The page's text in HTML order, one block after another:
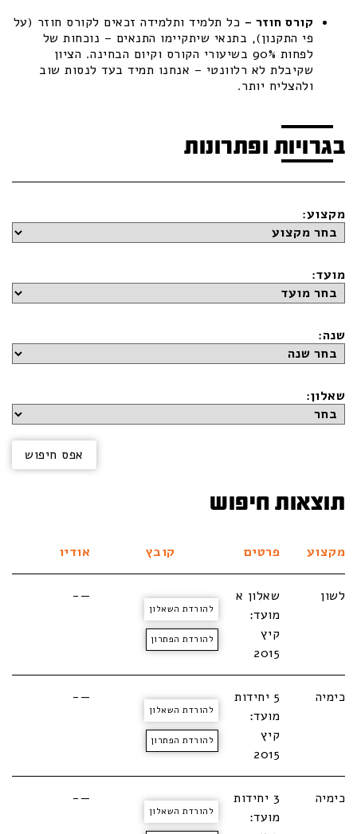
קורס חוזר – כל תלמיד ותלמידה זכאים לקורס חוזר (על
פי התקנון), בתנאי שיתקיימו התנאים – נוכחות של
לפחות 90% בשיעורי הקורס וקיום הבחינה. הציון
שקיבלת לא רלוונטי – אנחנו תמיד בעד לנסות שוב
ולהצליח יותר.
בגרויות ופתרונות
מקצוע:
מועד:
שנה:
שאלון:
תוצאות חיפוש
מקצוע פרטים קובץ אודיו
לשון
שאלון א
מועד:
קיץ
2015
להורדת השאלון
להורדת הפתרון
—-
כימיה
5 יחידות
מועד:
קיץ
2015
להורדת השאלון
להורדת הפתרון
—-
כימיה
3 יחידות
מועד:
להורדת השאלון
—-